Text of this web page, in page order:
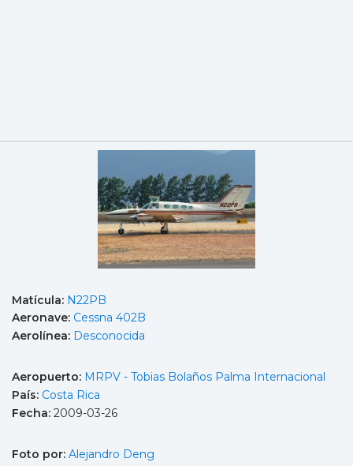
Matícula: N22PB
Aeronave: Cessna 402B
Aerolínea: Desconocida
Aeropuerto: MRPV - Tobias Bolaños Palma Internacional
País: Costa Rica
Fecha: 2009-03-26
Foto por: Alejandro Deng